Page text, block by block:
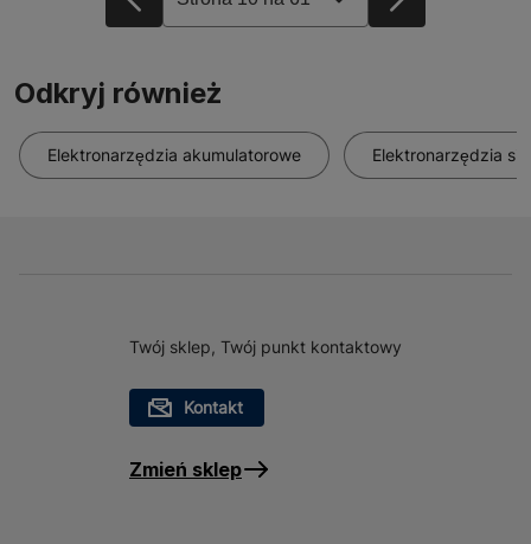
Odkryj również
Elektronarzędzia akumulatorowe Elektronarzędzia
Twój sklep, Twój punkt kontaktowy
Kontakt
Zmień sklep